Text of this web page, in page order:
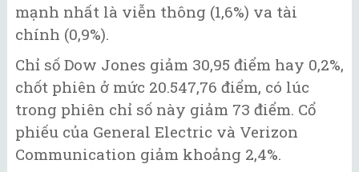
mạnh nhất là viễn thông (1,6%) va tài
chính (0,9%).
Chỉ số Dow Jones giảm 30,95 điểm hay 0,2%,
chốt phiên ở mức 20.547,76 điểm, có lúc
trong phiên chỉ số này giảm 73 điểm. Cổ
phiếu của General Electric và Verizon
Communication giảm khoảng 2,4%.